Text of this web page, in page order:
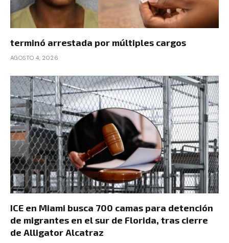
terminó arrestada por múltiples cargos
AGOSTO 4, 2026
ICE en Miami busca 700 camas para detención
de migrantes en el sur de Florida, tras cierre
de Alligator Alcatraz